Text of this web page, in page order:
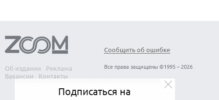
Об издании
Реклама
Вакансии
Контакты
Сообщить об ошибке
Все права защищены ©1995 – 2026
Подписаться на